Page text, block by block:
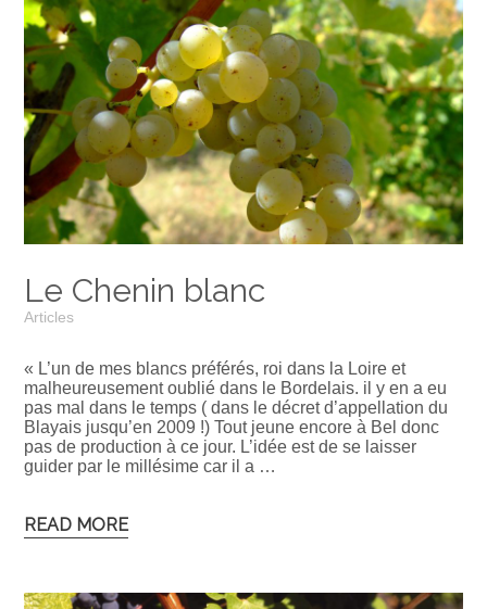
Le Chenin blanc
Articles
« L’un de mes blancs préférés, roi dans la Loire et
malheureusement oublié dans le Bordelais. il y en a eu
pas mal dans le temps ( dans le décret d’appellation du
Blayais jusqu’en 2009 !) Tout jeune encore à Bel donc
pas de production à ce jour. L’idée est de se laisser
guider par le millésime car il a …
READ MORE